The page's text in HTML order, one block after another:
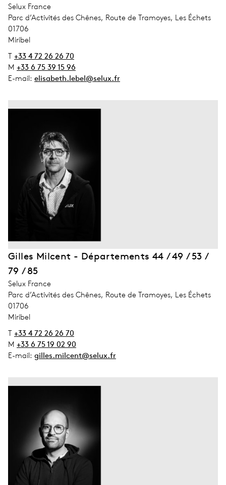
address_company
Selux France
address_street_1
Parc d’Activités des Chênes, Route de Tramoyes, Les Échets
address_zip_code
01706
address_city
Miribel
T +33 4 72 26 26 70
M +33 6 75 39 15 96
E-mail: elisabeth.lebel@selux.fr
Gilles Milcent - Départements 44 / 49 / 53 /
79 / 85
address_company
Selux France
address_street_1
Parc d’Activités des Chênes, Route de Tramoyes, Les Échets
address_zip_code
01706
address_city
Miribel
T +33 4 72 26 26 70
M +33 6 75 19 02 90
E-mail: gilles.milcent@selux.fr